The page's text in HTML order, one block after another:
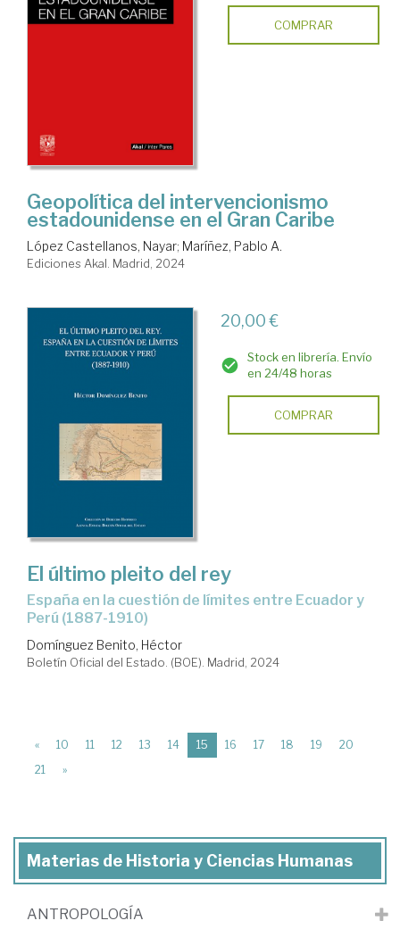
COMPRAR
Geopolítica del intervencionismo
estadounidense en el Gran Caribe
López Castellanos, Nayar; Maríñez, Pablo A.
Ediciones Akal. Madrid, 2024
20,00 €
Stock en librería. Envío
en 24/48 horas
COMPRAR
El último pleito del rey
España en la cuestión de límites entre Ecuador y
Perú (1887-1910)
Domínguez Benito, Héctor
Boletín Oficial del Estado. (BOE). Madrid, 2024
« 10 11 12 13 14 15 (current)
16 17 18 19
20
21
»
Materias de Historia y Ciencias Humanas
ANTROPOLOGÍA